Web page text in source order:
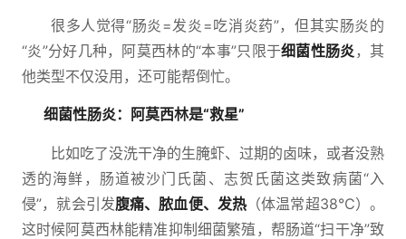
很多人觉得“肠炎=发炎=吃消炎药”，但其实肠炎的
“炎”分好几种，阿莫西林的“本事”只限于细菌性肠炎 ，其
他类型不仅没用，还可能帮倒忙。
细菌性肠炎：阿莫西林是“救星”
比如吃了没洗干净的生腌虾、过期的卤味，或者没熟
透的海鲜，肠道被沙门氏菌、志贺氏菌这类致病菌“入
侵”，就会引发腹痛、脓血便、发热（体温常超38℃）。
这时候阿莫西林能精准抑制细菌繁殖，帮肠道“扫干净”致